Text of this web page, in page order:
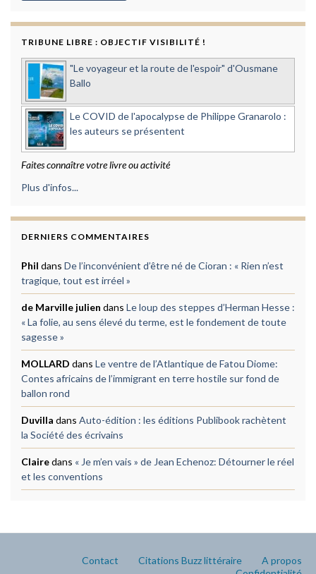
TRIBUNE LIBRE : OBJECTIF VISIBILITÉ !
"Le voyageur et la route de l'espoir" d'Ousmane
Ballo
Le COVID de l'apocalypse de Philippe Granarolo :
les auteurs se présentent
Faites connaître votre livre ou activité
Plus d'infos...
DERNIERS COMMENTAIRES
Phil dans De l’inconvénient d’être né de Cioran : « Rien n’est
tragique, tout est irréel »
de Marville julien dans Le loup des steppes d’Herman Hesse :
« La folie, au sens élevé du terme, est le fondement de toute
sagesse »
MOLLARD dans Le ventre de l’Atlantique de Fatou Diome:
Contes africains de l’immigrant en terre hostile sur fond de
ballon rond
Duvilla dans Auto-édition : les éditions Publibook rachètent
la Société des écrivains
Clairedans « Je m’en vais » de Jean Echenoz: Détourner le réel
et les conventions
Contact Citations Buzz littéraire
A propos